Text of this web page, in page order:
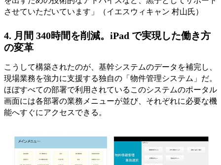
させていただいています」（イエスウィキャン 村山氏）
4. 月間 340時間を削減。iPad で実現した働き方
の変革
こうして構築されたのが、基幹システムのデータを補完し、
現場業務を強力に支援する独自の「物件管理システム」だ。
ほぼすべての部署で利用されているこのシステムのポータル
画面には各部署の業務メニューが並び、それぞれに必要な機
能へすぐにアクセスできる。